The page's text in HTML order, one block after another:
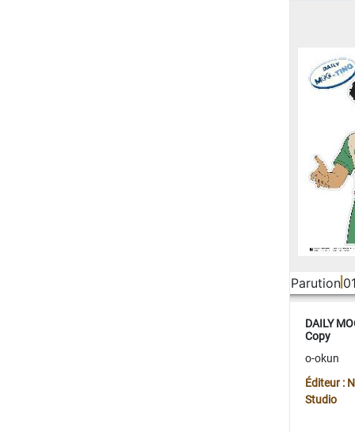
Parution
DAILY
Copy
o-okun
Éditeur :
Studio